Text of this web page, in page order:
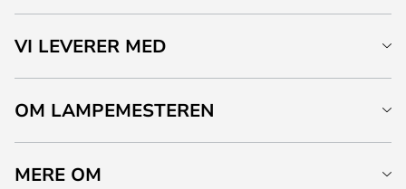
VI LEVERER MED
OM LAMPEMESTEREN
MERE OM